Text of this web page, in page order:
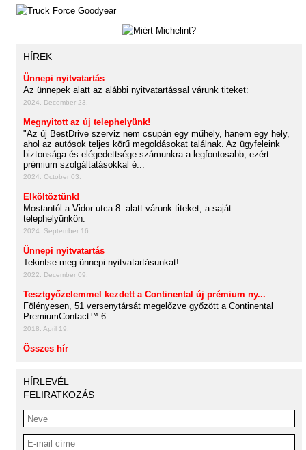
HÍREK
Ünnepi nyitvatartás
Az ünnepek alatt az alábbi nyitvatartással várunk titeket:
2024. December 23.
Megnyitott az új telephelyünk!
"Az új BestDrive szerviz nem csupán egy műhely, hanem egy hely,
ahol az autósok teljes körű megoldásokat találnak. Az ügyfeleink
biztonsága és elégedettsége számunkra a legfontosabb, ezért
prémium szolgáltatásokkal é...
2024. October 03.
Elköltöztünk!
Mostantól a Vidor utca 8. alatt várunk titeket, a saját
telephelyünkön.
2024. September 16.
Ünnepi nyitvatartás
Tekintse meg ünnepi nyitvatartásunkat!
2022. December 09.
Tesztgyőzelemmel kezdett a Continental új prémium ny...
Fölényesen, 51 versenytársát megelőzve győzött a Continental
PremiumContact™ 6
2018. April 19.
Összes hír
HÍRLEVÉL
FELIRATKOZÁS